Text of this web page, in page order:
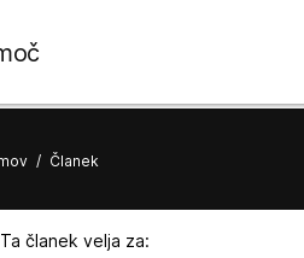
/ Članek
Ta članek velja za: